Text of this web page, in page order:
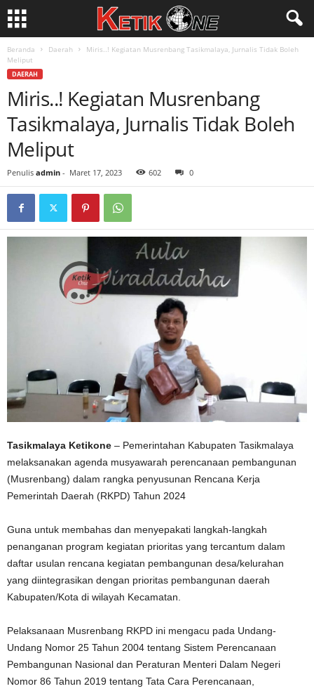
Beranda Daerah
Miris..! Kegiatan Musrenbang Tasikmalaya, Jurnalis Tidak Boleh
Meliput
DAERAH
Miris..! Kegiatan Musrenbang
Tasikmalaya, Jurnalis Tidak Boleh
Meliput
Penulis admin - Maret 17, 2023 602 0
Tasikmalaya Ketikone – Pemerintahan Kabupaten Tasikmalaya
melaksanakan agenda musyawarah perencanaan pembangunan
(Musrenbang) dalam rangka penyusunan Rencana Kerja
Pemerintah Daerah (RKPD) Tahun 2024
Guna untuk membahas dan menyepakati langkah-langkah
penanganan program kegiatan prioritas yang tercantum dalam
daftar usulan rencana kegiatan pembangunan desa/kelurahan
yang diintegrasikan dengan prioritas pembangunan daerah
Kabupaten/Kota di wilayah Kecamatan.
Pelaksanaan Musrenbang RKPD ini mengacu pada Undang-
Undang Nomor 25 Tahun 2004 tentang Sistem Perencanaan
Pembangunan Nasional dan Peraturan Menteri Dalam Negeri
Nomor 86 Tahun 2019 tentang Tata Cara Perencanaan,